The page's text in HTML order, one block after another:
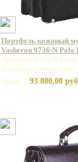
Портфель кожаный
Vasheron 9736-N
Артикул: 9736 N Polo
Базовая единица: шт
Цена:
93 800,00